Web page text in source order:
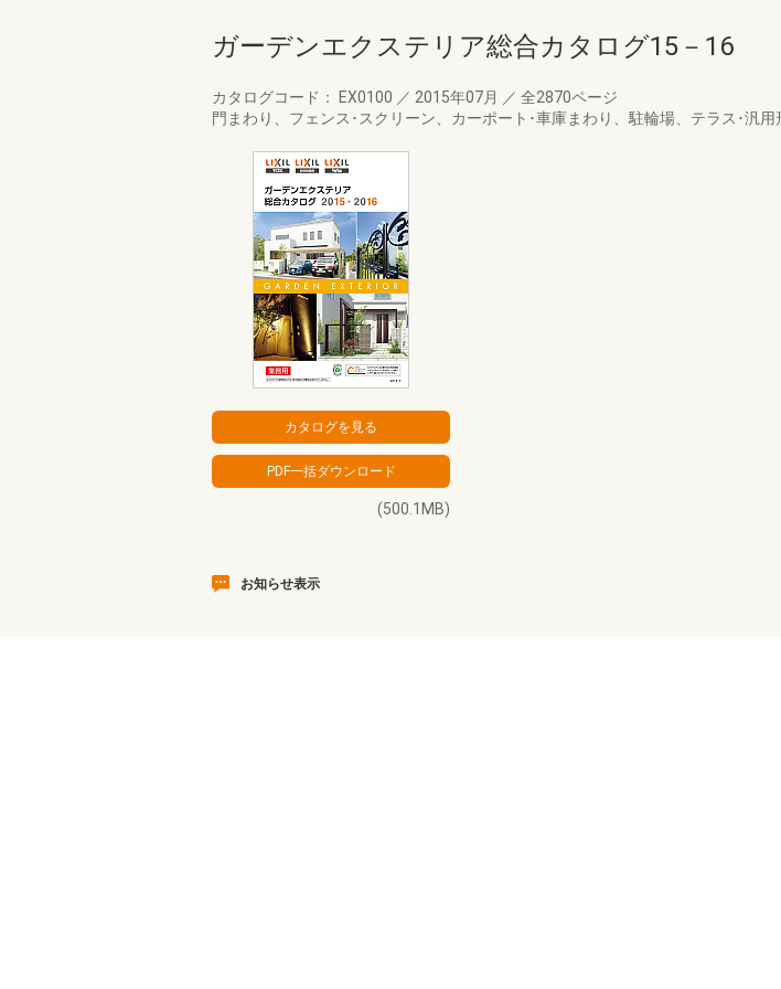
ガーデンエクステリア総合カタログ15－16
カタログコード： EX0100 ／ 2015年07月 ／ 全2870ページ
門まわり、フェンス･スクリーン、カーポート･車庫まわり、駐輪場、テラス･汎用
(500.1MB)
お知らせ表示